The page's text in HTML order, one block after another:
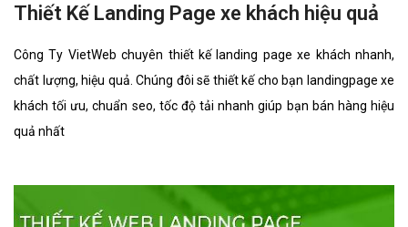
Thiết Kế Landing Page xe khách hiệu quả
Công Ty VietWeb chuyên thiết kế landing page xe khách nhanh,
chất lượng, hiệu quả. Chúng đôi sẽ thiết kế cho bạn landingpage xe
khách tối ưu, chuẩn seo, tốc độ tải nhanh giúp bạn bán hàng hiệu
quả nhất